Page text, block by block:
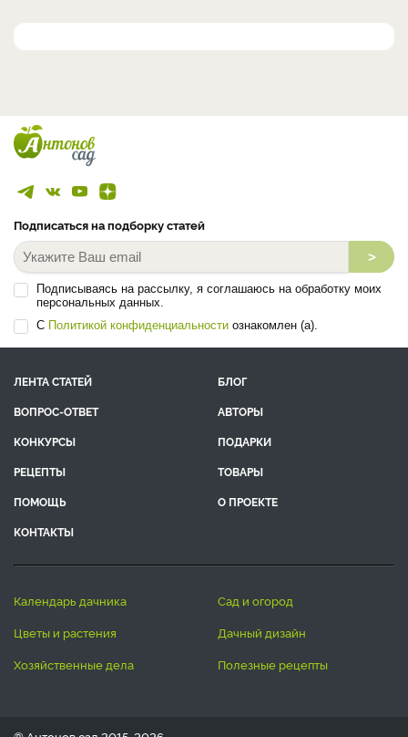
Подписаться на подборку статей
>
Подписываясь на рассылку, я соглашаюсь на обработку моих
персональных данных.
С Политикой конфиденциальности ознакомлен (а).
ЛЕНТА СТАТЕЙ
БЛОГ
ВОПРОС-ОТВЕТ
АВТОРЫ
КОНКУРСЫ
ПОДАРКИ
РЕЦЕПТЫ
ТОВАРЫ
ПОМОЩЬ
О ПРОЕКТЕ
КОНТАКТЫ
календарь дачника
сад и огород
цветы и растения
дачный дизайн
хозяйственные дела
полезные рецепты